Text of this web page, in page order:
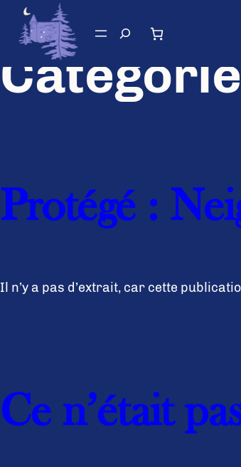
Aller
contenu
Recherche
Protégé :
Il n’y a pas d’extrait, car cette
Ce n’était